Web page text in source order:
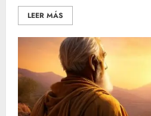
LEER MÁS